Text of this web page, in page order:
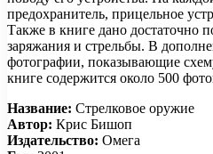
предохранитель, прицельное
Также в книге дано достаточно
заряжания и стрельбы. В
фотографии, показывающие
книге содержится около 500
Название: Стрелковое оружие
Автор: Крис Бишоп
Издательство: Омега